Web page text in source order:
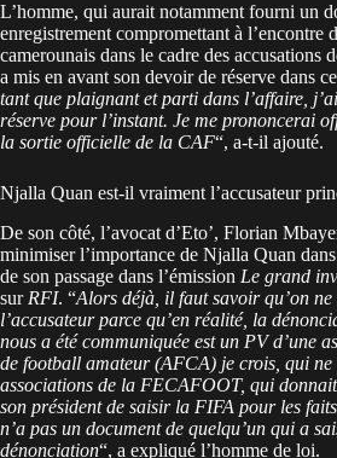
L’homme, qui aurait notamment fourni un
enregistrement compromettant à l’encontre
camerounais dans le cadre des accusations
a mis en avant son devoir de réserve dans
tant que plaignant et parti dans l’affaire,
réserve pour l’instant. Je me prononcerai
la sortie officielle de la CAF“, a-t-il ajouté.
Njalla Quan est-il vraiment l’accusateur
De son côté, l’avocat d’Eto’, Florian
minimiser l’importance de Njalla Quan
de son passage dans l’émission Le grand
sur RFI. “Alors déjà, il faut savoir qu’on ne
l’accusateur parce qu’en réalité, la
nous a été communiquée est un PV d’une
de football amateur (AFCA) je crois, qui
associations de la FECAFOOT, qui
son président de saisir la FIFA pour les
n’a pas un document de quelqu’un qui a
dénonciation“, a expliqué l’homme de loi.